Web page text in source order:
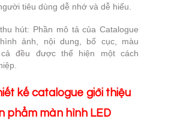
tiêu dùng dễ nhớ và dễ hiểu.
hút: Phần mô tả của Catalogue
ảnh, nội dung, bố cục, màu
đều được thể hiện một cách
kế catalogue giới thiệu
phẩm màn hình LED